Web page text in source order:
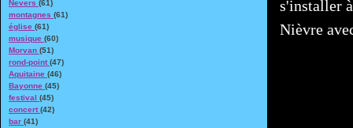
Nevers (61)
montagnes (61)
église (61)
musique (60)
Morvan (51)
rond-point (47)
Aquitaine (46)
Bayonne (45)
festival (45)
concert (42)
bar (41)
s'installer
Nièvre